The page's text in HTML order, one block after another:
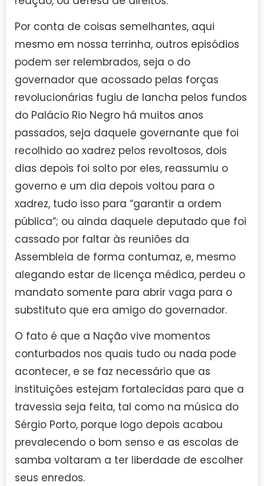
Por conta de coisas semelhantes, aqui
mesmo em nossa terrinha, outros episódios
podem ser relembrados, seja o do
governador que acossado pelas forças
revolucionárias fugiu de lancha pelos fundos
do Palácio Rio Negro há muitos anos
passados, seja daquele governante que foi
recolhido ao xadrez pelos revoltosos, dois
dias depois foi solto por eles, reassumiu o
governo e um dia depois voltou para o
xadrez, tudo isso para “garantir a ordem
pública”; ou ainda daquele deputado que foi
cassado por faltar às reuniões da
Assembleia de forma contumaz, e, mesmo
alegando estar de licença médica, perdeu o
mandato somente para abrir vaga para o
substituto que era amigo do governador.
O fato é que a Nação vive momentos
conturbados nos quais tudo ou nada pode
acontecer, e se faz necessário que as
instituições estejam fortalecidas para que a
travessia seja feita, tal como na música do
Sérgio Porto, porque logo depois acabou
prevalecendo o bom senso e as escolas de
samba voltaram a ter liberdade de escolher
seus enredos.